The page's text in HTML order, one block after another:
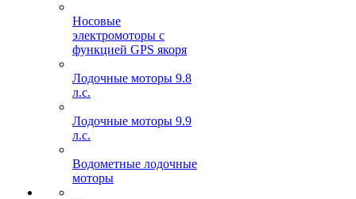
Носовые
электромоторы с
функцией GPS якоря
Лодочные моторы 9.8
л.с.
Лодочные моторы 9.9
л.с.
Водометные лодочные
моторы